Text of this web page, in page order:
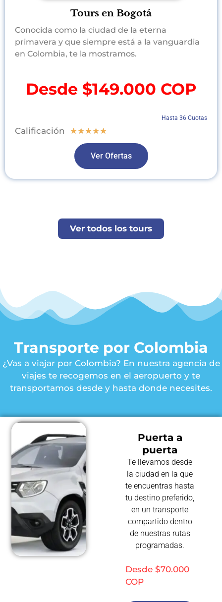
Tours en Bogotá
Conocida como la ciudad de la eterna
primavera y que siempre está a la vanguardia
en Colombia, te la mostramos.
Desde $149.000 COP
Calificación ★★★★★
Hasta 36 Cuotas
Ver Ofertas
Ver todos los tours
Transporte por Colombia
¿Vas a viajar por Colombia? En nuestra agencia de
viajes te recogemos en el aeropuerto y te
transportamos desde y hasta donde necesites.
Puerta a
puerta
Te llevamos desde
la ciudad en la que
te encuentras hasta
tu destino preferido,
en un transporte
compartido dentro
de nuestras rutas
programadas.
Desde $70.000
COP